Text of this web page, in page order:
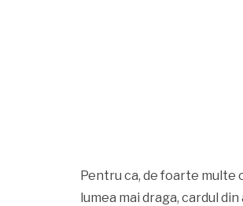
Pentru ca, de foarte multe
lumea mai draga, cardul